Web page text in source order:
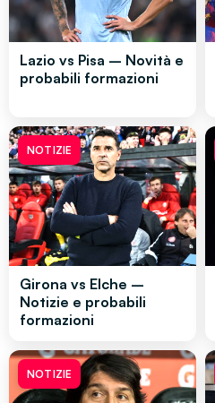
Lazio vs Pisa – Novità e
probabili formazioni
NOTIZIE
Girona vs Elche –
Notizie e probabili
formazioni
NOTIZIE